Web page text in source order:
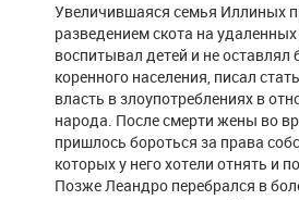
Увеличившаяся семья Иллиных
разведением скота на
воспитывал детей и не оставлял
коренного населения, писал
власть в злоупотреблениях в
народа. После смерти жены во
пришлось бороться за права
которых у него хотели отнять и
Позже Леандро перебрался в